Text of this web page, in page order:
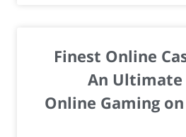
Finest Online
An
Online Gaming